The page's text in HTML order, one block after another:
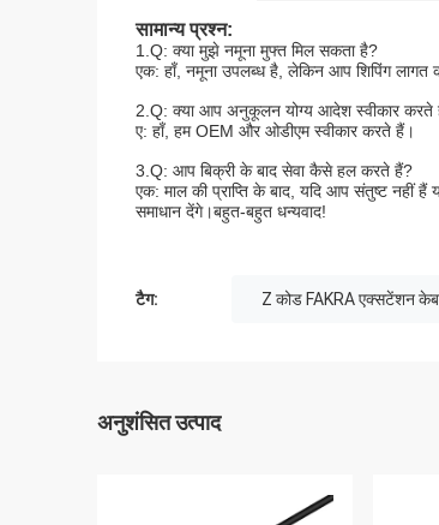
सामान्य प्रश्न:
1.Q: क्या मुझे नमूना मुफ्त मिल सकता है?
एक: हाँ, नमूना उपलब्ध है, लेकिन आप शिपिंग
2.Q: क्या आप अनुकूलन योग्य आदेश स्वीकार करते
ए: हाँ, हम OEM और ओडीएम स्वीकार करते हैं।
3.Q: आप बिक्री के बाद सेवा कैसे हल करते हैं?
एक: माल की प्राप्ति के बाद, यदि आप संतुष्ट
समाधान देंगे।बहुत-बहुत धन्यवाद!
टैग: Z कोड FAKRA एक्सटेंशन
अनुशंसित उत्पाद